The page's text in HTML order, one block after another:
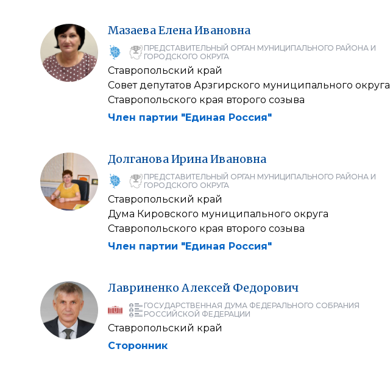
МазаеваЕленаИвановна
ПРЕДСТАВИТЕЛЬНЫЙ ОРГАН МУНИЦИПАЛЬНОГО РАЙОНА И
ГОРОДСКОГО ОКРУГА
Ставропольский край
Совет депутатов Арзгирского муниципального округа
Ставропольского края второго созыва
Член партии "Единая Россия"
ДолгановаИринаИвановна
ПРЕДСТАВИТЕЛЬНЫЙ ОРГАН МУНИЦИПАЛЬНОГО РАЙОНА И
ГОРОДСКОГО ОКРУГА
Ставропольский край
Дума Кировского муниципального округа
Ставропольского края второго созыва
Член партии "Единая Россия"
Лавриненко Алексей Федорович
ГОСУДАРСТВЕННАЯ ДУМА ФЕДЕРАЛЬНОГО СОБРАНИЯ
РОССИЙСКОЙ ФЕДЕРАЦИИ
Ставропольский край
Сторонник